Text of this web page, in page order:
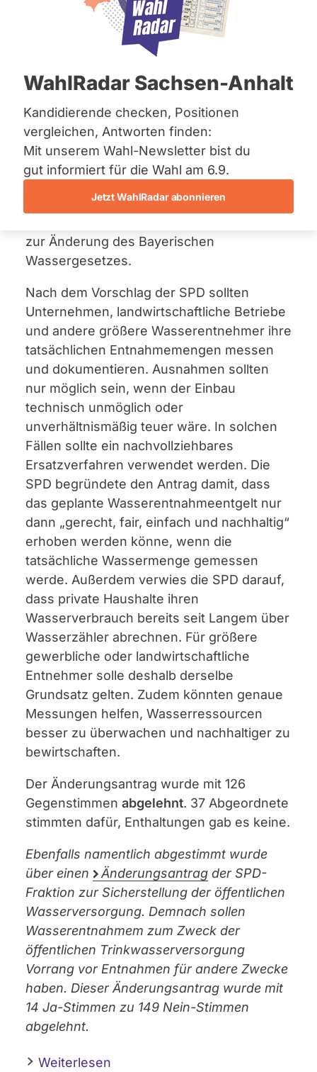
Bremen
Hamburg
Mecklenburg-Vorpommern
Nordrhein-Westfalen
Saarland
Sachsen
Sachsen-Anhalt
Sachsen-Anhalt
Schleswig-Holstein
Thüringen
Archiv
Über uns
WahlRadar Sachsen-Anhalt
Kandidierende checken, Positionen
vergleichen, Antworten finden:
Mit unserem Wahl-Newsletter bist du
gut informiert für die Wahl am 6.9.
Jetzt WahlRadar abonnieren
10. Dezember 2025
Der Bayerische Landtag hat über einen
geplanten neuen Wasserentnahmeentgelt
(„Wassercent“) abgestimmt. Der Antrag sah
vor, dass Wasserentnahmen künftig
grundsätzlich verpflichtend durch
technische Messeinrichtungen,
insbesondere Wasserzähler, erfasst
werden müssen und bezog sich dabei auf
zur Änderung des Bayerischen
Wassergesetzes.
Nach dem Vorschlag der SPD sollten
Unternehmen, landwirtschaftliche Betriebe
und andere größere Wasserentnehmer ihre
tatsächlichen Entnahmemengen messen
und dokumentieren. Ausnahmen sollten
nur möglich sein, wenn der Einbau
technisch unmöglich oder
unverhältnismäßig teuer wäre. In solchen
Fällen sollte ein nachvollziehbares
Ersatzverfahren verwendet werden. Die
SPD begründete den Antrag damit, dass
das geplante Wasserentnahmeentgelt nur
dann „gerecht, fair, einfach und nachhaltig“
erhoben werden könne, wenn die
tatsächliche Wassermenge gemessen
werde. Außerdem verwies die SPD darauf,
dass private Haushalte ihren
Wasserverbrauch bereits seit Langem über
Wasserzähler abrechnen. Für größere
gewerbliche oder landwirtschaftliche
Entnehmer solle deshalb derselbe
Grundsatz gelten. Zudem könnten genaue
Messungen helfen, Wasserressourcen
besser zu überwachen und nachhaltiger zu
bewirtschaften.
Der Änderungsantrag wurde mit 126
Gegenstimmen abgelehnt. 37 Abgeordnete
stimmten dafür, Enthaltungen gab es keine.
Ebenfalls namentlich abgestimmt wurde
über einen
Änderungsantrag der SPD-
Fraktion zur Sicherstellung der öffentlichen
Wasserversorgung. Demnach sollen
Wasserentnahmem zum Zweck der
öffentlichen Trinkwasserversorgung
Vorrang vor Entnahmen für andere Zwecke
haben. Dieser Änderungsantrag wurde mit
14 Ja-Stimmen zu 149 Nein-Stimmen
abgelehnt.
Weiterlesen